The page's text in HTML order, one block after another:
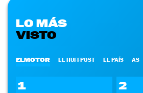
LO MÁS
VISTO
ELMOTOR EL HUFFPOST EL PAÍS AS
1 2